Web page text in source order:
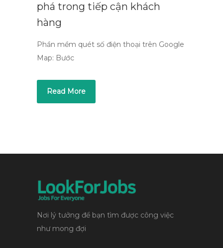
phá trong tiếp cận khách
hàng
Phần mềm quét số điện thoại trên Google
Map: Bước
Read More
Nơi lý tưởng để bạn tìm được công việc
như mong đợi